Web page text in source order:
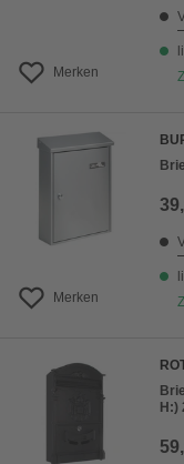
Merken
Merken
H:)